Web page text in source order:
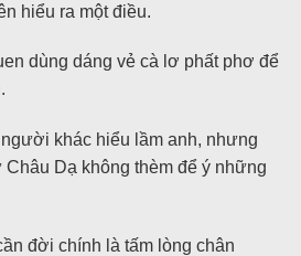
hiểu ra một điều.
dùng dáng vẻ cà lơ phất phơ để
khác hiểu lầm anh, nhưng
Dạ không thèm để ý những
đời chính là tấm lòng chân